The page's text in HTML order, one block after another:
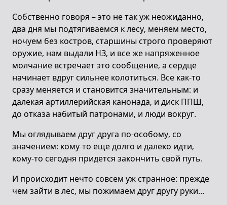
Собственно говоря – это не так уж неожиданно,
два дня мы подтягиваемся к лесу, меняем место,
ночуем без костров, старшины строго проверяют
оружие, нам выдали НЗ, и все же напряженное
молчание встречает это сообщение, а сердце
начинает вдруг сильнее колотиться. Все как-то
сразу меняется и становится значительным: и
далекая артиллерийская канонада, и диск ППШ,
до отказа набитый патронами, и люди вокруг.
Мы оглядываем друг друга по-особому, со
значением: кому-то еще долго и далеко идти,
кому-то сегодня придется закончить свой путь.
И происходит нечто совсем уж странное: прежде
чем зайти в лес, мы пожимаем друг другу руки…